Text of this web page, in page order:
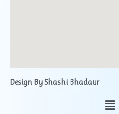
Design By Shashi Bhadaur